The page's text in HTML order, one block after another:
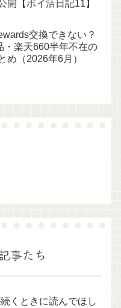
開【ポイ活日記11】
交換できない？
・楽天660半年不在の
め（2026年6月）
事たち
くときに読んでほし